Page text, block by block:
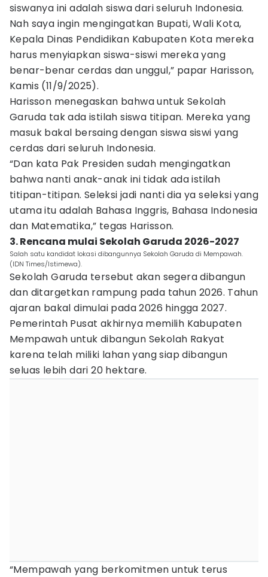
siswanya ini adalah siswa dari seluruh Indonesia.
Nah saya ingin mengingatkan Bupati, Wali Kota,
Kepala Dinas Pendidikan Kabupaten Kota mereka
harus menyiapkan siswa-siswi mereka yang
benar-benar cerdas dan unggul,” papar Harisson,
Kamis (11/9/2025).
Harisson menegaskan bahwa untuk Sekolah
Garuda tak ada istilah siswa titipan. Mereka yang
masuk bakal bersaing dengan siswa siswi yang
cerdas dari seluruh Indonesia.
“Dan kata Pak Presiden sudah mengingatkan
bahwa nanti anak-anak ini tidak ada istilah
titipan-titipan. Seleksi jadi nanti dia ya seleksi yang
utama itu adalah Bahasa Inggris, Bahasa Indonesia
dan Matematika,” tegas Harisson.
3. Rencana mulai Sekolah Garuda 2026-2027
Salah satu kandidat lokasi dibangunnya Sekolah Garuda di Mempawah.
(IDN Times/Istimewa).
Sekolah Garuda tersebut akan segera dibangun
dan ditargetkan rampung pada tahun 2026. Tahun
ajaran bakal dimulai pada 2026 hingga 2027.
Pemerintah Pusat akhirnya memilih Kabupaten
Mempawah untuk dibangun Sekolah Rakyat
karena telah miliki lahan yang siap dibangun
seluas lebih dari 20 hektare.
“Mempawah yang berkomitmen untuk terus